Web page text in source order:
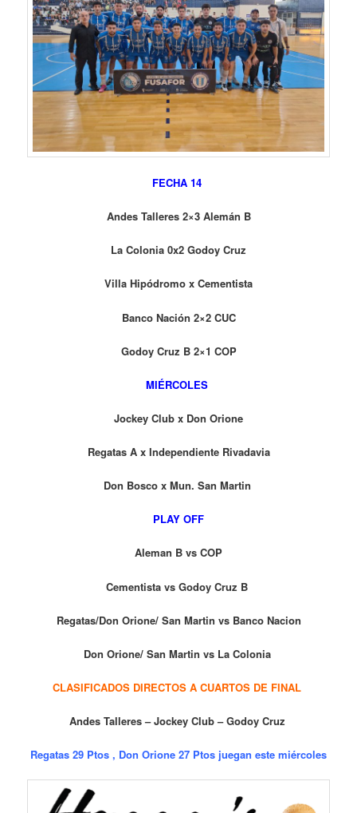
FECHA 14
Andes Talleres 2×3 Alemán B
La Colonia 0x2 Godoy Cruz
Villa Hipódromo x Cementista
Banco Nación 2×2 CUC
Godoy Cruz B 2×1 COP
MIÉRCOLES
Jockey Club x Don Orione
Regatas A x Independiente Rivadavia
Don Bosco x Mun. San Martin
PLAY OFF
Aleman B vs COP
Cementista vs Godoy Cruz B
Regatas/Don Orione/ San Martin vs Banco Nacion
Don Orione/ San Martin vs La Colonia
CLASIFICADOS DIRECTOS A CUARTOS DE FINAL
Andes Talleres – Jockey Club – Godoy Cruz
Regatas 29 Ptos , Don Orione 27 Ptos juegan este miércoles